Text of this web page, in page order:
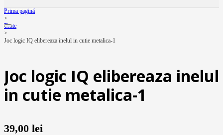
Prima pagină
>
Toate
>
Joc logic IQ elibereaza inelul in cutie metalica-1
Joc logic IQ elibereaza inelul
in cutie metalica-1
39,00 lei